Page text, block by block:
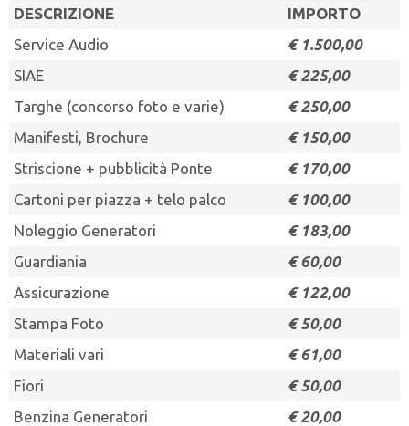
DESCRIZIONE
IMPORTO
Service Audio
€ 1.500,00
SIAE
€ 225,00
Targhe (concorso foto e varie)
€ 250,00
Manifesti, Brochure
€ 150,00
Striscione + pubblicità Ponte
€ 170,00
Cartoni per piazza + telo palco
€ 100,00
Noleggio Generatori
€ 183,00
Guardiania
€ 60,00
Assicurazione
€ 122,00
Stampa Foto
€ 50,00
Materiali vari
€ 61,00
Fiori
€ 50,00
Benzina Generatori
€ 20,00